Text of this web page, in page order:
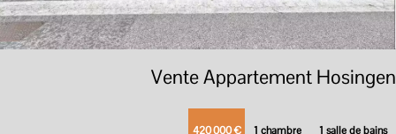
Vente Appartement Hosingen
420 000 € 1 chambre 1 salle de bains